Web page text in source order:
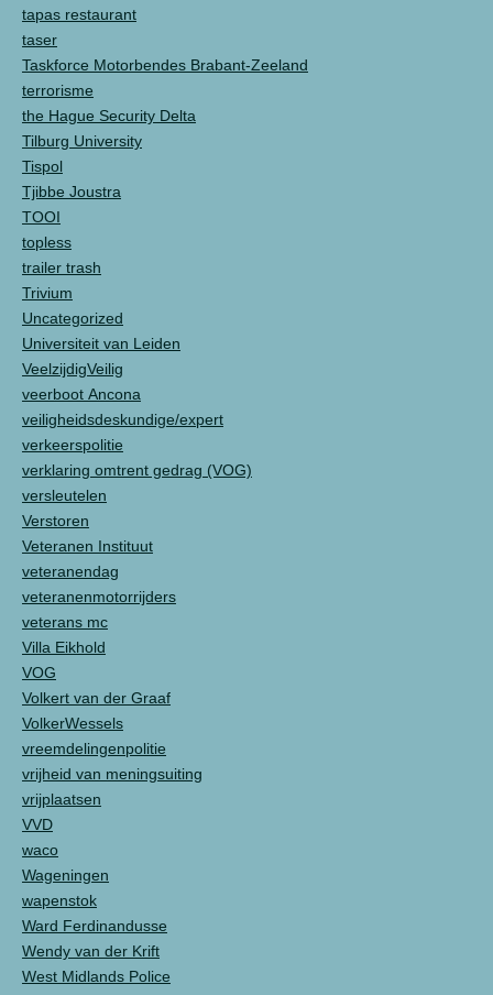
tapas restaurant
taser
Taskforce Motorbendes Brabant-Zeeland
terrorisme
the Hague Security Delta
Tilburg University
Tispol
Tjibbe Joustra
TOOI
topless
trailer trash
Trivium
Uncategorized
Universiteit van Leiden
VeelzijdigVeilig
veerboot Ancona
veiligheidsdeskundige/expert
verkeerspolitie
verklaring omtrent gedrag (VOG)
versleutelen
Verstoren
Veteranen Instituut
veteranendag
veteranenmotorrijders
veterans mc
Villa Eikhold
VOG
Volkert van der Graaf
VolkerWessels
vreemdelingenpolitie
vrijheid van meningsuiting
vrijplaatsen
VVD
waco
Wageningen
wapenstok
Ward Ferdinandusse
Wendy van der Krift
West Midlands Police